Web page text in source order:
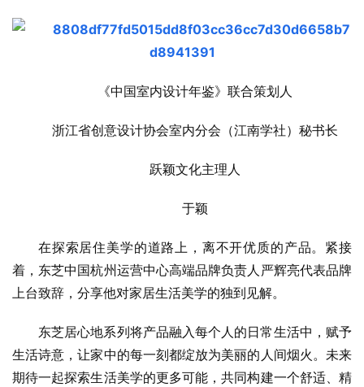
《中国室内设计年鉴》联合策划人
浙江省创意设计协会室内分会（江南学社）秘书长
跃颖文化主理人
于颖
在探索居住美学的道路上，离不开优质的产品。紧接
着，东芝中国杭州运营中心高端品牌负责人严辉亮代表品牌
上台致辞，分享他对家居生活美学的独到见解。
东芝居心地系列将产品融入每个人的日常生活中，赋予
生活诗意，让家中的每一刻都绽放为美丽的人间烟火。未来
期待一起探索生活美学的更多可能，共同构建一个舒适、精